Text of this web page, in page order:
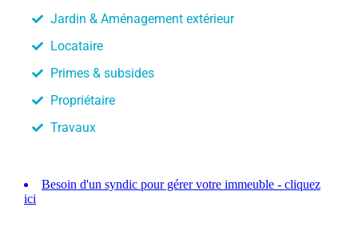
Jardin & Aménagement extérieur
Locataire
Primes & subsides
Propriétaire
Travaux